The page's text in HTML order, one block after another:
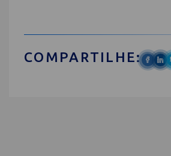
COMPARTILHE: